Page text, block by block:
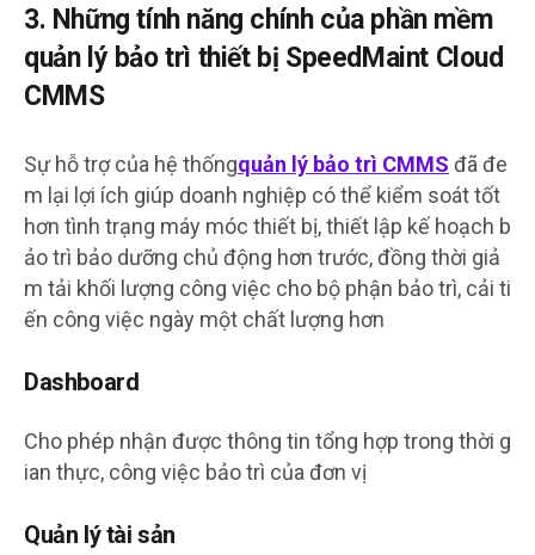
3. Những tính năng chính của phần mềm
quản lý bảo trì thiết bị SpeedMaint Cloud
CMMS
Sự hỗ trợ của hệ thốngquản lý bảo trì CMMS đã đe
m lại lợi ích giúp doanh nghiệp có thể kiểm soát tốt
hơn tình trạng máy móc thiết bị, thiết lập kế hoạch b
ảo trì bảo dưỡng chủ động hơn trước, đồng thời giả
m tải khối lượng công việc cho bộ phận bảo trì, cải ti
ến công việc ngày một chất lượng hơn
Dashboard
Cho phép nhận được thông tin tổng hợp trong thời g
ian thực, công việc bảo trì của đơn vị
Quản lý tài sản